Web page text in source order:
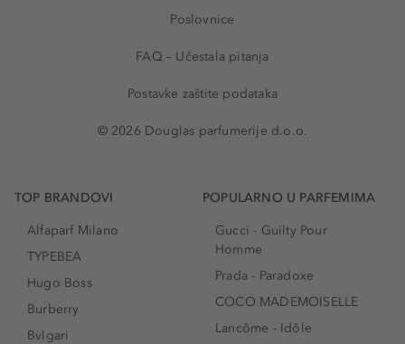
Poslovnice
FAQ – Učestala pitanja
Postavke zaštite podataka
© 2026 Douglas parfumerije d.o.o.
TOP BRANDOVI
Alfaparf Milano
TYPEBEA
Hugo Boss
Burberry
Bvlgari
POPULARNO U PARFEMIMA
Gucci - Guilty Pour
Homme
Prada - Paradoxe
COCO MADEMOISELLE
Lancôme - Idôle